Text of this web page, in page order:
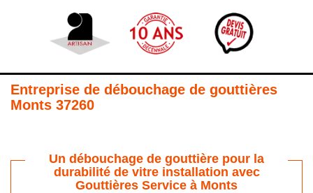
Entreprise de débouchage de gouttières
Monts 37260
Un débouchage de gouttière pour la
durabilité de vitre installation avec
Gouttières Service à Monts